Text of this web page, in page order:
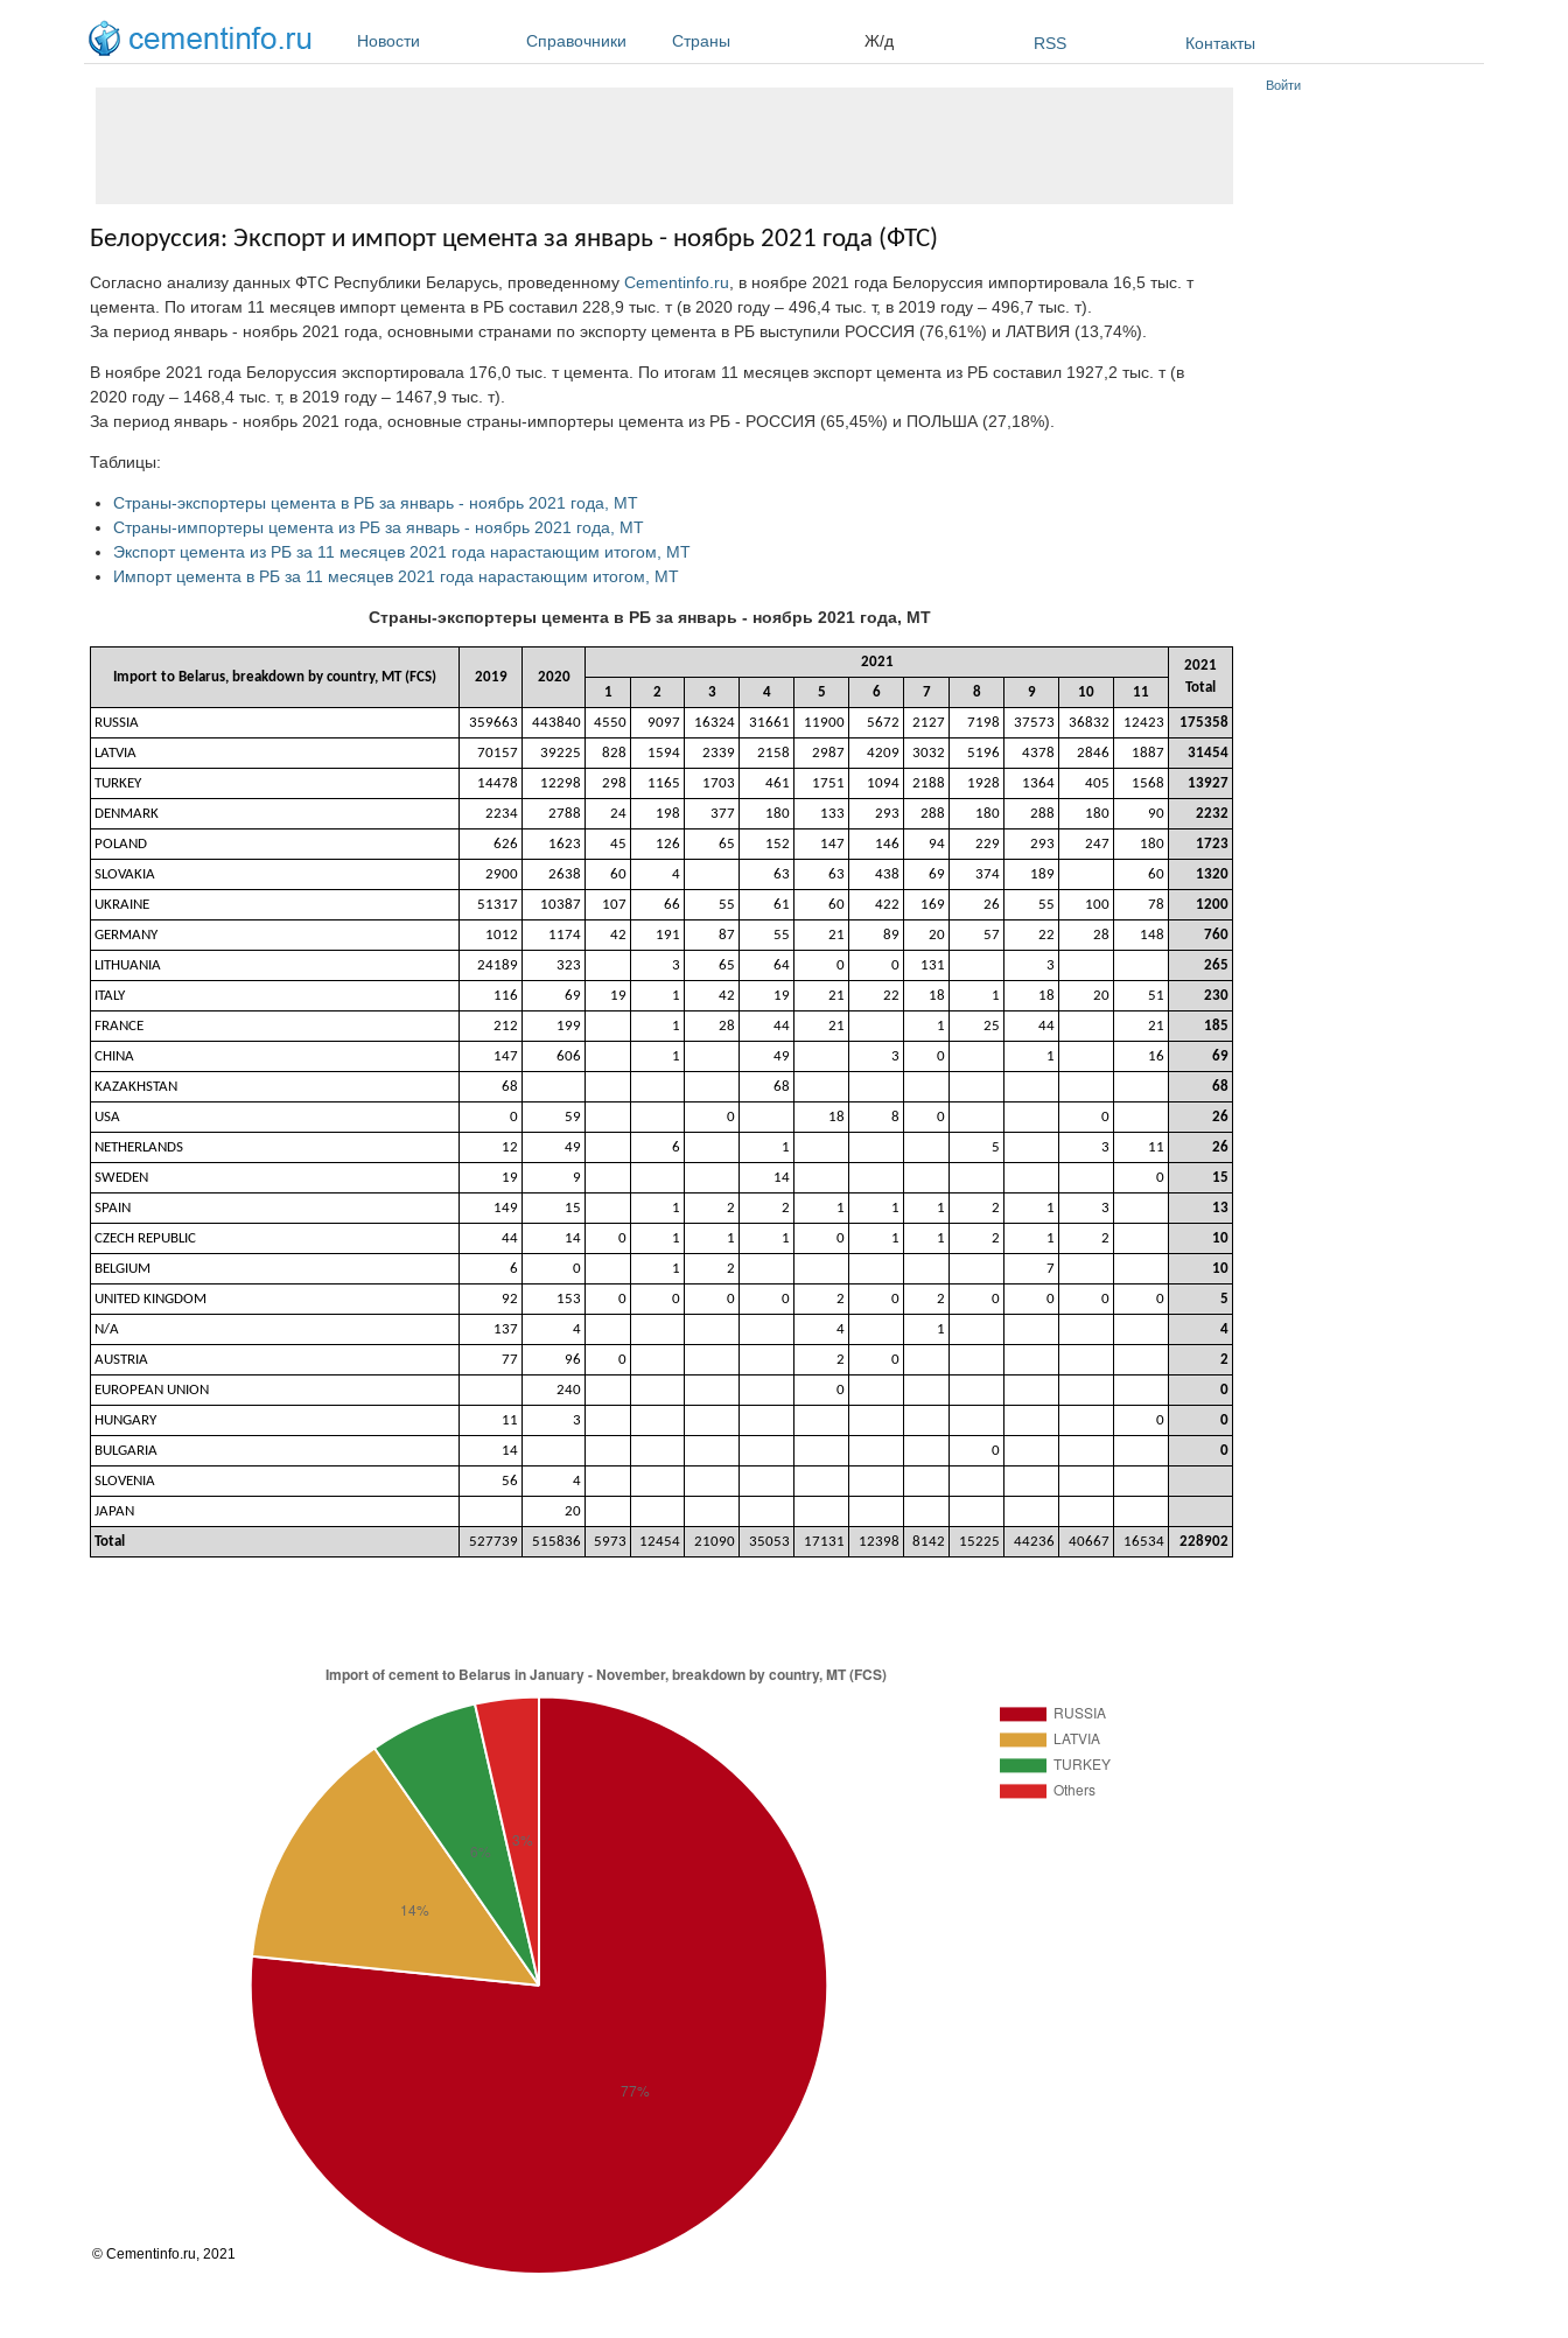
Новости
Справочники Страны Ж/д RSS Контакты
Белоруссия: Экспорт и импорт цемента за январь - ноябрь 2021 года (ФТС)
Согласно анализу данных ФТС Республики Беларусь, проведенному Cementinfo.ru , в ноябре 2021 года Белоруссия импортировала 16,5 тыс. т
цемента. По итогам 11 месяцев импорт цемента в РБ составил 228,9 тыс. т (в 2020 году – 496,4 тыс. т, в 2019 году – 496,7 тыс. т).
За период январь - ноябрь 2021 года, основными странами по экспорту цемента в РБ выступили РОССИЯ (76,61%) и ЛАТВИЯ (13,74%).
В ноябре 2021 года Белоруссия экспортировала 176,0 тыс. т цемента. По итогам 11 месяцев экспорт цемента из РБ составил 1927,2 тыс. т (в
2020 году – 1468,4 тыс. т, в 2019 году – 1467,9 тыс. т).
За период январь - ноябрь 2021 года, основные страны-импортеры цемента из РБ - РОССИЯ (65,45%) и ПОЛЬША (27,18%).
Таблицы:
Страны-экспортеры цемента в РБ за январь - ноябрь 2021 года, МТ
Страны-импортеры цемента из РБ за январь - ноябрь 2021 года, МТ
Экспорт цемента из РБ за 11 месяцев 2021 года нарастающим итогом, МТ
Импорт цемента в РБ за 11 месяцев 2021 года нарастающим итогом, МТ
Страны-экспортеры цемента в РБ за январь - ноябрь 2021 года, МТ
Import to Belarus, breakdown by country, MT (FCS) 2019 2020
2021
2021
Total
1 2 3 4 5 6 7 8 9 10
11
RUSSIA
359663 443840 4550 9097 16324 31661 11900 5672 2127 7198 37573 36832 12423
175358
LATVIA
70157 39225 828 1594 2339 2158 2987 4209 3032 5196 4378 2846 1887
31454
TURKEY
14478 12298 298 1165 1703 461 1751 1094 2188 1928 1364 405 1568
13927
DENMARK
2234 2788 24 198 377 180 133 293 288 180 288 180 90
2232
POLAND
626 1623 45 126 65 152 147 146 94 229 293 247 180
1723
SLOVAKIA
2900 2638 60 4 63 63 438 69 374 189 60
1320
UKRAINE
51317 10387 107 66 55 61 60 422 169 26 55 100 78
1200
GERMANY
1012 1174 42 191 87 55 21 89 20 57 22 28 148
760
LITHUANIA
24189 323 3 65 64 0 0 131 3
265
ITALY
116 69 19 1 42 19 21 22 18 1 18 20 51
230
FRANCE
212 199 1 28 44 21 1 25 44 21
185
CHINA
147 606 1 49 3 0 1 16
69
KAZAKHSTAN
68 68
68
USA
0 59 0 18 8 0 0
26
NETHERLANDS
12 49 6 1 5 3 11
26
SWEDEN
19 9 14 0
15
SPAIN
149 15 1 2 2 1 1 1 2 1 3
13
CZECH REPUBLIC
44 14 0 1 1 1 0 1 1 2 1 2
10
BELGIUM
6 0 1 2 7
10
UNITED KINGDOM
92 153 0 0 0 0 2 0 2 0 0 0 0
5
N/A
137 4 4 1
4
AUSTRIA
77 96 0 2 0
2
EUROPEAN UNION
240 0
0
HUNGARY
11 3 0
0
BULGARIA
14 0
0
SLOVENIA
56
4
JAPAN
20
Total
527739 515836 5973 12454 21090 35053 17131 12398 8142 15225 44236 40667 16534 228902
Войти